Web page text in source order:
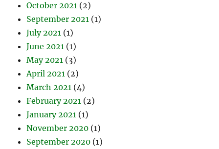
October 2021 (2)
September 2021 (1)
July 2021 (1)
June 2021 (1)
May 2021 (3)
April 2021 (2)
March 2021 (4)
February 2021 (2)
January 2021 (1)
November 2020 (1)
September 2020 (1)